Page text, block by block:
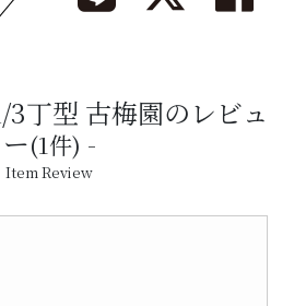
3丁型 古梅園のレビュ
ー(1件)
Item Review